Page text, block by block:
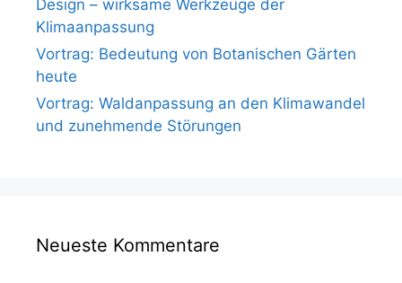
Design – wirksame Werkzeuge der
Klimaanpassung
Vortrag: Bedeutung von Botanischen Gärten
heute
Vortrag: Waldanpassung an den Klimawandel
und zunehmende Störungen
Neueste Kommentare